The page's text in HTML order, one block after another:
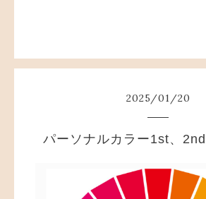
2025/01/20
パーソナルカラー1st、2nd